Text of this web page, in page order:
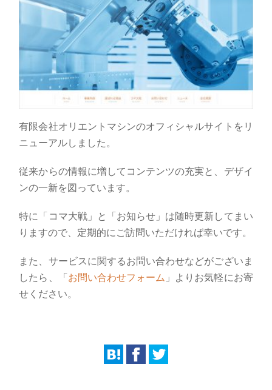
有限会社オリエントマシンのオフィシャルサイトをリ
ニューアルしました。
従来からの情報に増してコンテンツの充実と、デザイ
ンの一新を図っています。
特に「コマ大戦」と「お知らせ」は随時更新してまい
りますので、定期的にご訪問いただければ幸いです。
また、サービスに関するお問い合わせなどがございま
したら、「お問い合わせフォーム 」よりお気軽にお寄
せください。